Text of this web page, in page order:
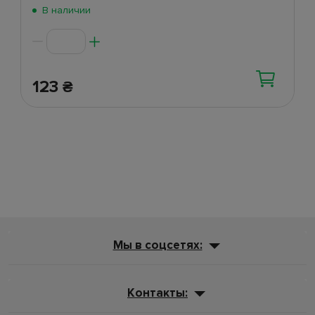
Поступление 5 июня
Поступление 2 июня
В наличии
123 ₴
Мы в соцсетях:
Контакты: